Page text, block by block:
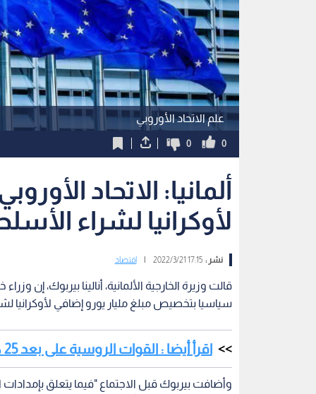
علم الاتحاد الأوروبي
0
0
ألمانيا: الاتحاد
لأوكرانيا لشراء
نشر :17:15 2022/3/21 اقتصاد
قالت وزيرة الخارجية الألمانية، أنالينا بيربوك، إن
سياسيا بتخصيص مبلغ مليار يورو إضافي لأوكرانيا
اقرأ أيضا : القوات الروسية على بعد 25 كيلومترا من وسط كييف
وأضافت بيربوك قبل الاجتماع "فيما يتعلق